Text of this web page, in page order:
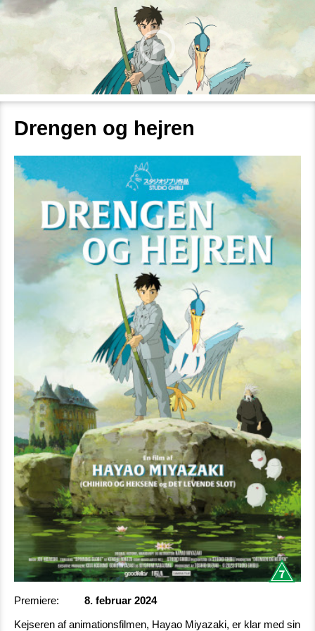
Drengen og hejren
Premiere:
8. februar 2024
Kejseren af animationsfilmen, Hayao Miyazaki, er klar med sin